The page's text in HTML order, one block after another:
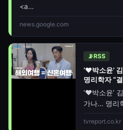
유소연은 이
다 표현할
words) 이
탄생을 알렸
<a
href="https://news.google.com/
oc=5" target="_blank">전소연, ‘
news.google.com
📡RSS
‘♥박소윤’
명리학자 “
‘♥박소윤’
가나… 명리
(‘신랑수업
기자] 김성
tvreport.co.kr